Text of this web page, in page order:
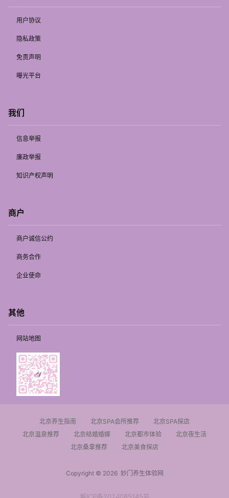
用户协议
隐私政策
免责声明
曝光平台
我们
信息举报
廉政举报
知识产权声明
商户
商户诚信公约
商务合作
企业使命
其他
网站地图
北京养生指南 北京SPA会所推荐
北京SPA探店
北京温泉推荐
北京结婚婚嫁 北京都市体验
北京夜生活
北京桑拿推荐
北京美食探店
Copyright © 2026妙门养生体验网